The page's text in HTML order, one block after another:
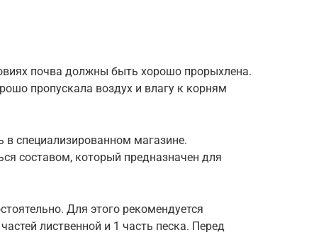
почва должны быть хорошо прорыхлена.
пропускала воздух и влагу к корням
специализированном магазине.
составом, который предназначен для
Для этого рекомендуется
лиственной и 1 часть песка. Перед